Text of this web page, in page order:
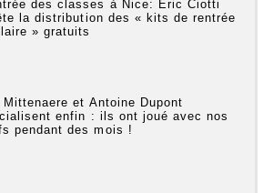
des classes à Nice: Éric Ciotti
la distribution des « kits de rentrée
» gratuits
Mittenaere et Antoine Dupont
enfin : ils ont joué avec nos
pendant des mois !